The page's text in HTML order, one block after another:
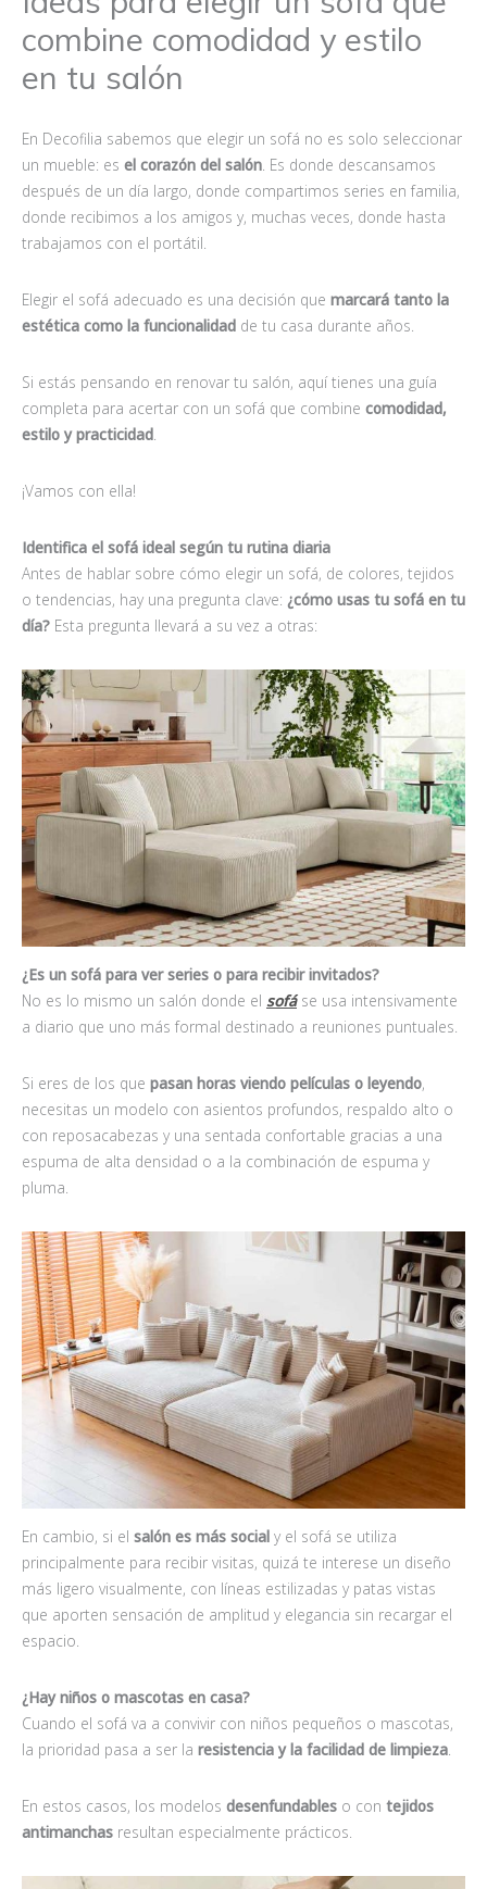
combine comodidad y estilo
en tu salón
En Decofilia sabemos que elegir un sofá no es solo seleccionar
un mueble: es el corazón del salón. Es donde descansamos
después de un día largo, donde compartimos series en familia,
donde recibimos a los amigos y, muchas veces, donde hasta
trabajamos con el portátil.
Elegir el sofá adecuado es una decisión que marcará tanto la
estética como la funcionalidad de tu casa durante años.
Si estás pensando en renovar tu salón, aquí tienes una guía
completa para acertar con un sofá que combine comodidad,
estilo y practicidad.
¡Vamos con ella!
Identifica el sofá ideal según tu rutina diaria
Antes de hablar sobre cómo elegir un sofá, de colores, tejidos
o tendencias, hay una pregunta clave: ¿cómo usas tu sofá en tu
día? Esta pregunta llevará a su vez a otras:
¿Es un sofá para ver series o para recibir invitados?
No es lo mismo un salón donde el sofáse usa intensivamente
a diario que uno más formal destinado a reuniones puntuales.
Si eres de los que pasan horas viendo películas o leyendo,
necesitas un modelo con asientos profundos, respaldo alto o
con reposacabezas y una sentada confortable gracias a una
espuma de alta densidad o a la combinación de espuma y
pluma.
En cambio, si el salón es más social y el sofá se utiliza
principalmente para recibir visitas, quizá te interese un diseño
más ligero visualmente, con líneas estilizadas y patas vistas
que aporten sensación de amplitud y elegancia sin recargar el
espacio.
¿Hay niños o mascotas en casa?
Cuando el sofá va a convivir con niños pequeños o mascotas,
la prioridad pasa a ser la resistencia y la facilidad de limpieza
En estos casos, los modelos desenfundables o con tejidos
antimanchas resultan especialmente prácticos.